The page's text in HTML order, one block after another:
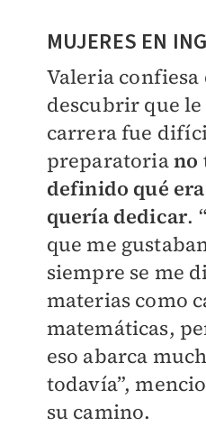
MUJERES EN
Valeria confiesa
descubrir que le
carrera fue
preparatoriano
definido qué era
quería dedicar.
que me
siempre se me
materias como
matemáticas,
eso abarca
todavía”,
su camino.